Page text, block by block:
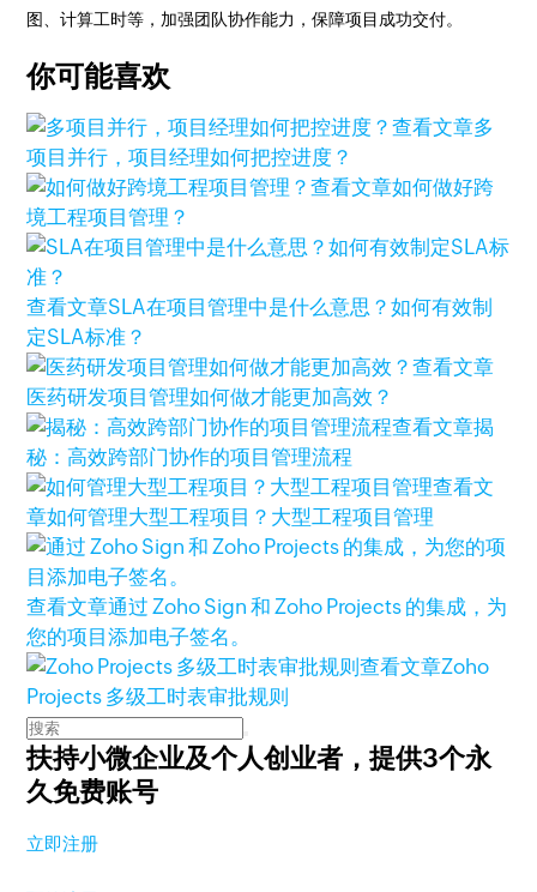
图、计算工时等，加强团队协作能力，保障项目成功交付。
你可能喜欢
查看文章多
项目并行，项目经理如何把控进度？
查看文章如何做好跨
境工程项目管理？
查看文章SLA在项目管理中是什么意思？如何有效制
定SLA标准？
查看文章
医药研发项目管理如何做才能更加高效？
查看文章揭
秘：高效跨部门协作的项目管理流程
查看文
章如何管理大型工程项目？大型工程项目管理
查看文章通过 Zoho Sign 和 Zoho Projects 的集成，为
您的项目添加电子签名。
查看文章Zoho
Projects 多级工时表审批规则
扶持小微企业及个人创业者，提供3个永
久免费账号
立即注册